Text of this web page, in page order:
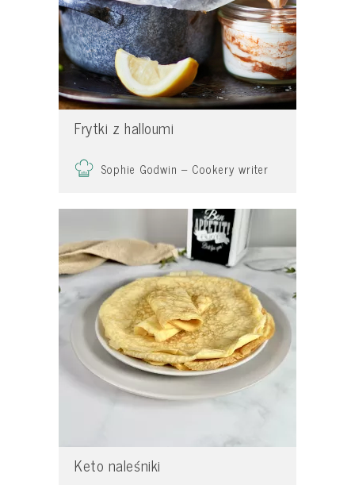
Frytki z halloumi
Sophie Godwin – Cookery writer
Keto naleśniki